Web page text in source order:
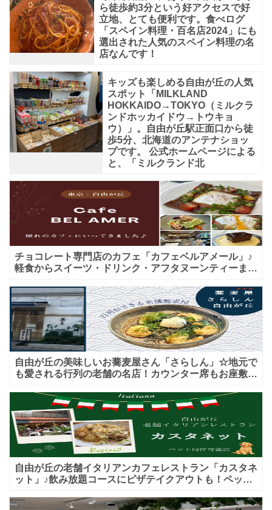
ら徒歩約3分という好アクセスで好
立地、とても便利です。食べログ
「スペイン料理・百名店2024」にも
選出された人気のスペイン料理の名
店なんです！
キッズも楽しめる自由が丘の人気
スポット「MILKLAND
HOKKAIDO→TOKYO（ミルクラ
ンドホッカイドウ→トウキョ
ウ）」。自由が丘駅正面口から徒
歩5分、北海道のアンテナショッ
プです。 公式ホームページによる
と、「ミルクランド北
チョコレート専門店のカフェ「カフェベルアメール」♪
軽食からスイーツ・ドリンク・アフタヌーンティーまで
自由が丘の美味しいお蕎麦屋さん「さらしん」☆地元で
も愛される行列の老舗の名店！カウンター席もお座敷も
自由が丘の老舗イタリアンカフェレストラン「カスタネ
ット」♪飲み放題コースにピザテイクアウトも！ペット